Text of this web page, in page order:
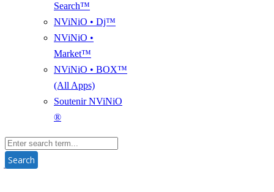
Search™
NViNiO • Dj™
NViNiO •
Market™
NViNiO • BOX™
(All Apps)
Soutenir NViNiO
®